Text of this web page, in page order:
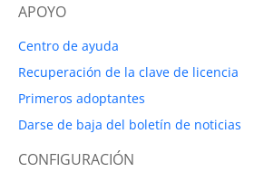
APOYO
Centro de ayuda
Recuperación de la clave de licencia
Primeros adoptantes
Darse de baja del boletín de noticias
CONFIGURACIÓN